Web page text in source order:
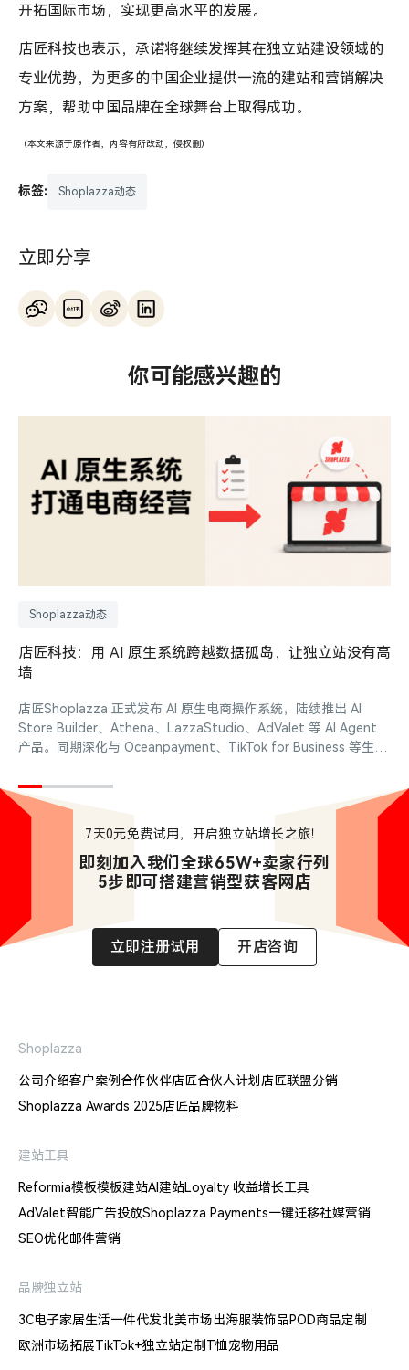
开拓国际市场，实现更高水平的发展。
店匠科技也表示，承诺将继续发挥其在独立站建设领域的
专业优势，为更多的中国企业提供一流的建站和营销解决
方案，帮助中国品牌在全球舞台上取得成功。
（本文来源于原作者，内容有所改动，侵权删）
标签: Shoplazza动态
立即分享
你可能感兴趣的
Shoplazza动态
店匠科技：用 AI 原生系统跨越数据孤岛，让独立站没有高
墙
店匠Shoplazza 正式发布 AI 原生电商操作系统，陆续推出 AI
Store Builder、Athena、LazzaStudio、AdValet 等 AI Agent
产品。同期深化与 Oceanpayment、TikTok for Business 等生态
可。
7天0元免费试用，开启独立站增长之旅！
即刻加入我们全球65W+卖家行列
5步即可搭建营销型获客网店
立即注册试用 开店咨询
Shoplazza
公司介绍客户案例 合作伙伴店匠合伙人计划 店匠联盟分销
Shoplazza Awards 2025店匠品牌物料
建站工具
Reformia模板模板建站AI建站Loyalty 收益增长工具
AdValet智能广告投放Shoplazza Payments一键迁移社媒营销
SEO优化邮件营销
品牌独立站
3C电子家居生活一件代发北美市场出海服装饰品POD商品定制
欧洲市场拓展TikTok+独立站定制T恤宠物用品